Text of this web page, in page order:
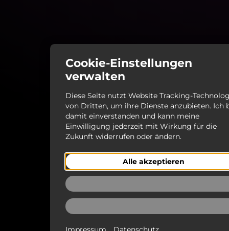
Cookie-Einstellungen
verwalten
Diese Seite nutzt Website Tracking-
von Dritten, um ihre Dienste anzubieten. Ich
damit einverstanden und kann meine
Einwilligung jederzeit mit Wirkung für die
Zukunft widerrufen oder ändern.
Alle akzeptieren